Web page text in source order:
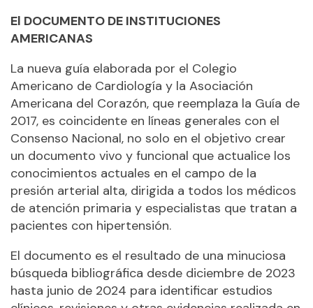
El DOCUMENTO DE INSTITUCIONES
AMERICANAS
La nueva guía elaborada por el Colegio
Americano de Cardiología y la Asociación
Americana del Corazón, que reemplaza la Guía de
2017, es coincidente en líneas generales con el
Consenso Nacional, no solo en el objetivo crear
un documento vivo y funcional que actualice los
conocimientos actuales en el campo de la
presión arterial alta, dirigida a todos los médicos
de atención primaria y especialistas que tratan a
pacientes con hipertensión.
El documento es el resultado de una minuciosa
búsqueda bibliográfica desde diciembre de 2023
hasta junio de 2024 para identificar estudios